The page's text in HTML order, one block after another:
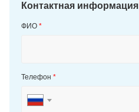
Контактная информация
ФИО *
Телефон *